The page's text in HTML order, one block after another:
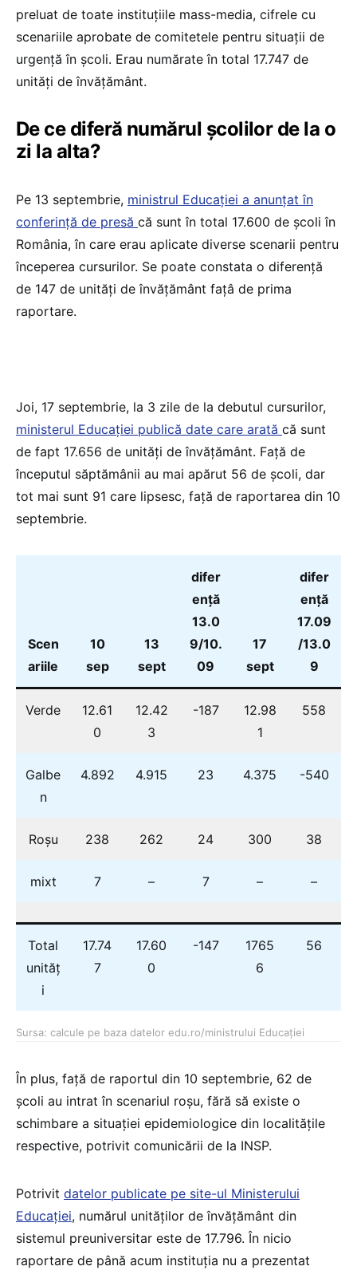
preluat de toate instituțiile mass-media, cifrele cu
scenariile aprobate de comitetele pentru situații de
urgență în școli. Erau numărate în total 17.747 de
unități de învățământ.
De ce diferă numărul școlilor de la o
zi la alta?
Pe 13 septembrie, ministrul Educației a anunțat în
conferință de presă că sunt în total 17.600 de școli în
România, în care erau aplicate diverse scenarii pentru
începerea cursurilor. Se poate constata o diferență
de 147 de unități de învățământ fațâ de prima
raportare.
Joi, 17 septembrie, la 3 zile de la debutul cursurilor,
ministerul Educației publică date care arată că sunt
de fapt 17.656 de unități de învățământ. Față de
începutul săptămânii au mai apărut 56 de școli, dar
tot mai sunt 91 care lipsesc, față de raportarea din 10
septembrie.
Scen
ariile
10
sep
13
sept
difer
ență
13.0
9/10.
09
17
sept
difer
ență
17.09
/13.0
9
Verde
12.61
0
12.42
3
-187
12.98
1
558
Galbe
n
4.892 4.915 23 4.375 -540
Roșu 238 262 24 300 38
mixt 7 – 7 – –
Total
unităț
i
17.74
7
17.60
0
-147
1765
6
56
Sursa: calcule pe baza datelor edu.ro/ministrului Educației
În plus, față de raportul din 10 septembrie, 62 de
școli au intrat în scenariul roșu, fără să existe o
schimbare a situației epidemiologice din localitățile
respective, potrivit comunicării de la INSP.
Potrivit datelor publicate pe site-ul Ministerului
Educației, numărul unităților de învățământ din
sistemul preuniversitar este de 17.796. În nicio
raportare de până acum instituția nu a prezentat